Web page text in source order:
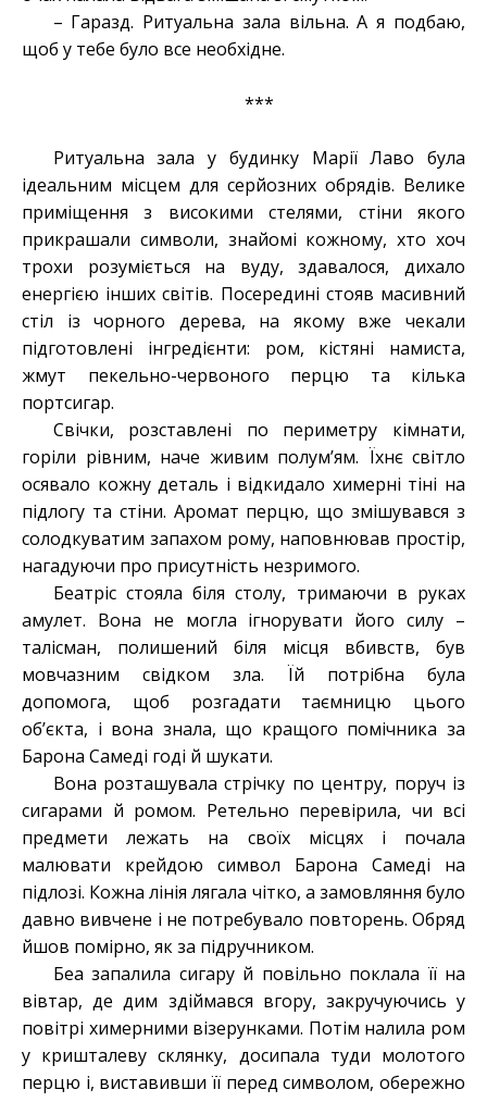
– Гаразд. Ритуальна зала вільна. А я подбаю,
щоб у тебе було все необхідне.
***
Ритуальна зала у будинку Марії Лаво була
ідеальним місцем для серйозних обрядів. Велике
приміщення з високими стелями, стіни якого
прикрашали символи, знайомі кожному, хто хоч
трохи розуміється на вуду, здавалося, дихало
енергією інших світів. Посередині стояв масивний
стіл із чорного дерева, на якому вже чекали
підготовлені інгредієнти: ром, кістяні намиста,
жмут пекельно-червоного перцю та кілька
портсигар.
Свічки, розставлені по периметру кімнати,
горіли рівним, наче живим полум’ям. Їхнє світло
осявало кожну деталь і відкидало химерні тіні на
підлогу та стіни. Аромат перцю, що змішувався з
солодкуватим запахом рому, наповнював простір,
нагадуючи про присутність незримого.
Беатріс стояла біля столу, тримаючи в руках
амулет. Вона не могла ігнорувати його силу –
талісман, полишений біля місця вбивств, був
мовчазним свідком зла. Їй потрібна була
допомога, щоб розгадати таємницю цього
об’єкта, і вона знала, що кращого помічника за
Барона Самеді годі й шукати.
Вона розташувала стрічку по центру, поруч із
сигарами й ромом. Ретельно перевірила, чи всі
предмети лежать на своїх місцях і почала
малювати крейдою символ Барона Самеді на
підлозі. Кожна лінія лягала чітко, а замовляння було
давно вивчене і не потребувало повторень. Обряд
йшов помірно, як за підручником.
Беа запалила сигару й повільно поклала її на
вівтар, де дим здіймався вгору, закручуючись у
повітрі химерними візерунками. Потім налила ром
у кришталеву склянку, досипала туди молотого
перцю і, виставивши її перед символом, обережно